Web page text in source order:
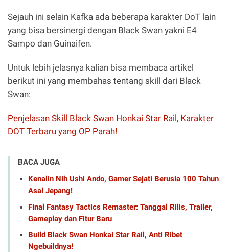
Sejauh ini selain Kafka ada beberapa karakter DoT lain
yang bisa bersinergi dengan Black Swan yakni E4
Sampo dan Guinaifen.
Untuk lebih jelasnya kalian bisa membaca artikel
berikut ini yang membahas tentang skill dari Black
Swan:
Penjelasan Skill Black Swan Honkai Star Rail, Karakter
DOT Terbaru yang OP Parah!
BACA JUGA
Kenalin Nih Ushi Ando, Gamer Sejati Berusia 100 Tahun
Asal Jepang!
Final Fantasy Tactics Remaster: Tanggal Rilis, Trailer,
Gameplay dan Fitur Baru
Build Black Swan Honkai Star Rail, Anti Ribet
Ngebuildnya!